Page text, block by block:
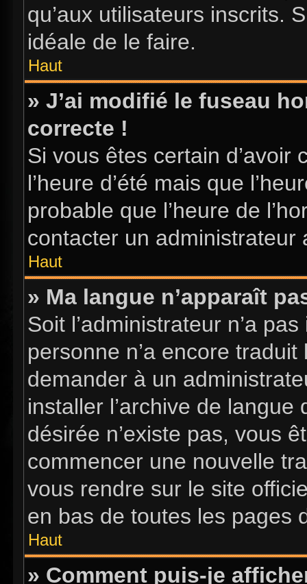
qu’aux utilisateurs inscrits.
idéale de le faire.
Haut
» J’ai modifié le fuseau
correcte !
Si vous êtes certain
l’heure d’été mais que
probable que l’heure de
contacter un
Haut
» Ma langue n’apparaît
Soit l’administrateur n’a
personne n’a encore
demander à un
installer l’archive de
désirée n’existe pas, vous
commencer une nouvelle
vous rendre sur le site
en bas de toutes les pages
Haut
» Comment puis-je